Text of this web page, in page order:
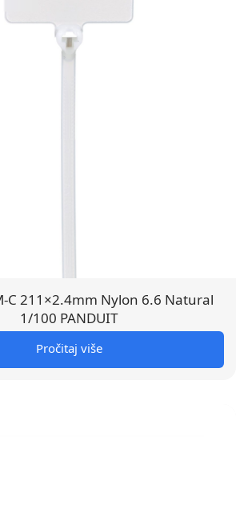
C 211×2.4mm Nylon 6.6 Natural
1/100 PANDUIT
Pročitaj više